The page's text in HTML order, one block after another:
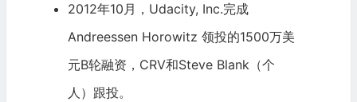
2012年10月，Udacity, Inc.完成
Andreessen Horowitz 领投的1500万美
元B轮融资， CRV和Steve Blank（个
人）跟投。